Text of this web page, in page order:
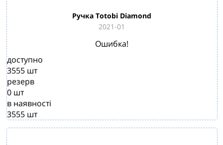
Ручка Totobi Diamond
2021-01
Ошибка!
доступно
3555 шт
резерв
0 шт
в наявності
3555 шт